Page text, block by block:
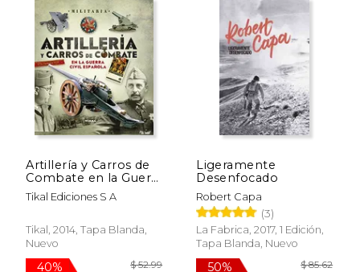
dcto. $ 31.06 dcto. $
Artillería y Carros de
Combate en la Guerra
Civil Española
(Militaria)
Tikal Ediciones S A
Tikal, 2014, Tapa Blanda,
Nuevo
Ligeramente
Desenfocado
Robert Capa
(3)
La Fabrica, 2017, 1 Edición,
Tapa Blanda, Nuevo